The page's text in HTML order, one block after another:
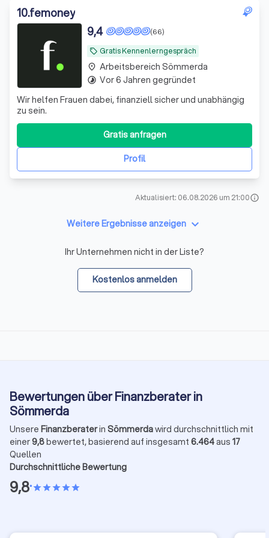
10.femoney
local_offer Gratis Kennenlerngespräch
(66)
9,4
Wir helfen Frauen dabei, finanziell sicher und unabhängig
zu sein.
Profil
Gratis anfragen
place Arbeitsbereich Sömmerda
timelapse Vor 6 Jahren gegründet
Aktualisiert: 06.08.2026 um 21:00info
Weitere Ergebnisse anzeigen keyboard_arrow_down
Ihr Unternehmen nicht in der Liste?
Kostenlos anmelden
Bewertungen über Finanzberater in
Sömmerda
Unsere Finanzberaterin Sömmerdawird durchschnittlich mit
einer9,8bewertet, basierend auf insgesamt 6.464aus 17
Quellen
Durchschnittliche Bewertung
9,8•starstarstarstarstar